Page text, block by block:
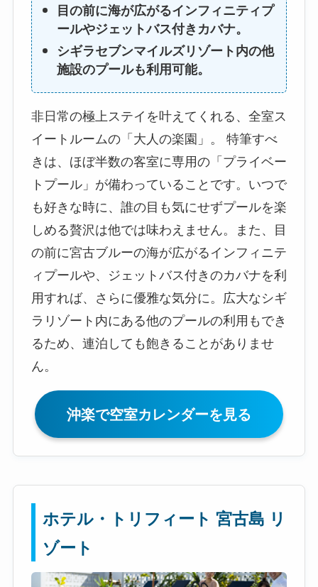
目の前に海が広がるインフィニティプ
ールやジェットバス付きカバナ。
シギラセブンマイルズリゾート内の他
施設のプールも利用可能。
非日常の極上ステイを叶えてくれる、全室ス
イートルームの「大人の楽園」。 特筆すべ
きは、ほぼ半数の客室に専用の「プライベー
トプール」が備わっていることです。いつで
も好きな時に、誰の目も気にせずプールを楽
しめる贅沢は他では味わえません。また、目
の前に宮古ブルーの海が広がるインフィニテ
ィプールや、ジェットバス付きのカバナを利
用すれば、さらに優雅な気分に。広大なシギ
ラリゾート内にある他のプールの利用もでき
るため、連泊しても飽きることがありませ
ん。
沖楽で空室カレンダーを見る
ホテル・トリフィート 宮古島 リ
ゾート